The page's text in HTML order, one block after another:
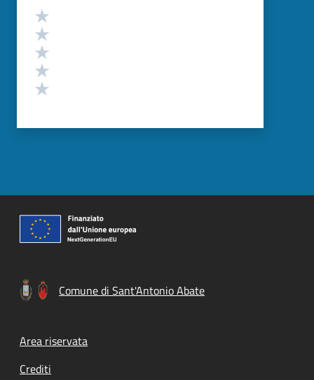
Valutazione
Comune di Sant'Antonio Abate
Footer menu
Area riservata
Crediti